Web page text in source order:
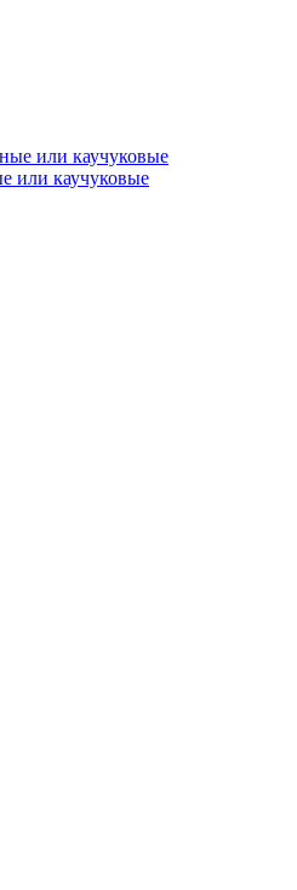
или каучуковые